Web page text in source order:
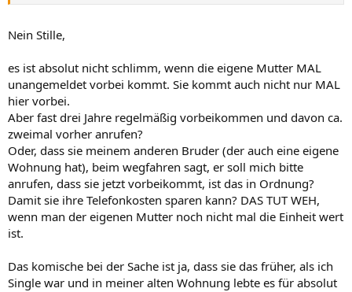
Nein Stille,
es ist absolut nicht schlimm, wenn die eigene Mutter MAL
unangemeldet vorbei kommt. Sie kommt auch nicht nur MAL
hier vorbei.
Aber fast drei Jahre regelmäßig vorbeikommen und davon ca.
zweimal vorher anrufen?
Oder, dass sie meinem anderen Bruder (der auch eine eigene
Wohnung hat), beim wegfahren sagt, er soll mich bitte
anrufen, dass sie jetzt vorbeikommt, ist das in Ordnung?
Damit sie ihre Telefonkosten sparen kann? DAS TUT WEH,
wenn man der eigenen Mutter noch nicht mal die Einheit wert
ist.
Das komische bei der Sache ist ja, dass sie das früher, als ich
Single war und in meiner alten Wohnung lebte es für absolut